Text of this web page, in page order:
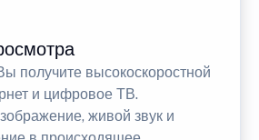
получите высокоскоростной
и цифровое ТВ.
живой звук и